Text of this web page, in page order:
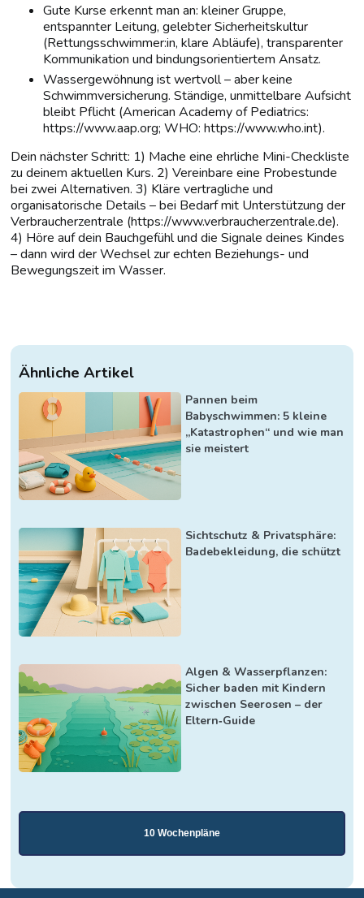
Gute Kurse erkennt man an: kleiner Gruppe,
entspannter Leitung, gelebter Sicherheitskultur
(Rettungsschwimmer:in, klare Abläufe), transparenter
Kommunikation und bindungsorientiertem Ansatz.
Wassergewöhnung ist wertvoll – aber keine
Schwimmversicherung. Ständige, unmittelbare Aufsicht
bleibt Pflicht (American Academy of Pediatrics:
https://www.aap.org; WHO: https://www.who.int).
Dein nächster Schritt: 1) Mache eine ehrliche Mini-Checkliste
zu deinem aktuellen Kurs. 2) Vereinbare eine Probestunde
bei zwei Alternativen. 3) Kläre vertragliche und
organisatorische Details – bei Bedarf mit Unterstützung der
Verbraucherzentrale (https://www.verbraucherzentrale.de).
4) Höre auf dein Bauchgefühl und die Signale deines Kindes
– dann wird der Wechsel zur echten Beziehungs- und
Bewegungszeit im Wasser.
Ähnliche Artikel
Pannen beim
Babyschwimmen: 5 kleine
„Katastrophen“ und wie man
sie meistert
Sichtschutz & Privatsphäre:
Badebekleidung, die schützt
Algen & Wasserpflanzen:
Sicher baden mit Kindern
zwischen Seerosen – der
Eltern‑Guide
10 Wochenpläne